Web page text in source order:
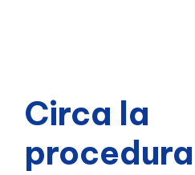
Circa la
procedura